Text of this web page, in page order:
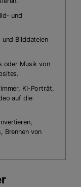
und
Bilddateien
oder Musik von
KI-Porträt,
auf die
Brennen von